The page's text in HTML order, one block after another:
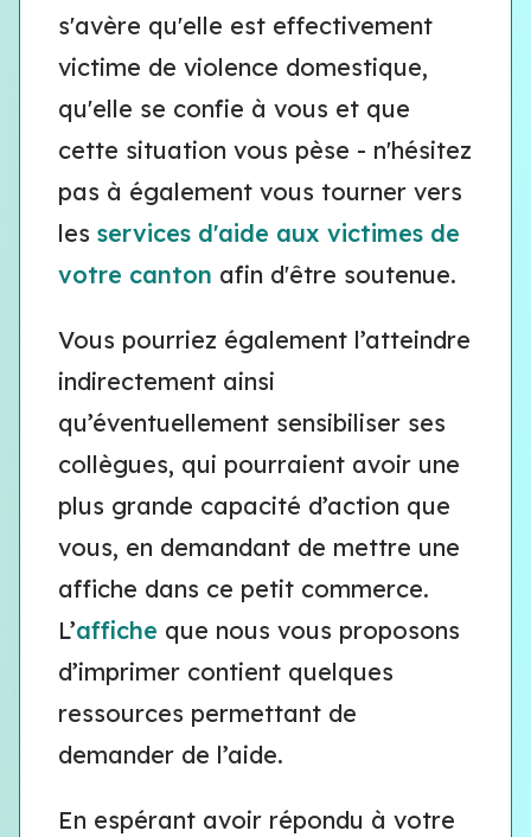
s'avère qu'elle est effectivement
victime de violence domestique,
qu'elle se confie à vous et que
cette situation vous pèse - n'hésitez
pas à également vous tourner vers
les services d'aide aux victimes de
votre canton afin d'être soutenue.
Vous pourriez également l’atteindre
indirectement ainsi
qu’éventuellement sensibiliser ses
collègues, qui pourraient avoir une
plus grande capacité d’action que
vous, en demandant de mettre une
affiche dans ce petit commerce.
L’affiche que nous vous proposons
d’imprimer contient quelques
ressources permettant de
demander de l’aide.
En espérant avoir répondu à votre